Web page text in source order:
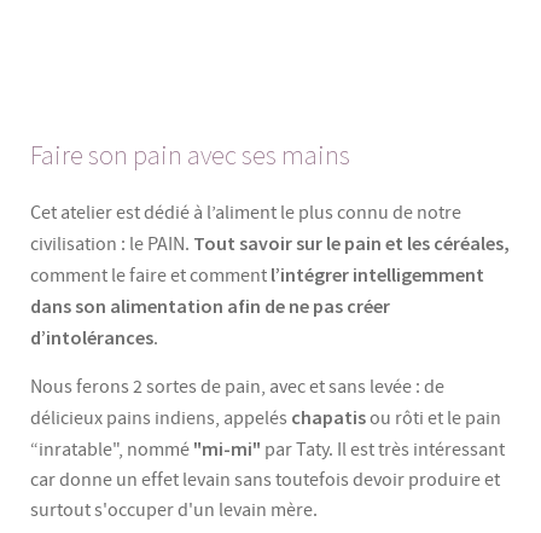
Faire son pain avec ses mains
Cet atelier est dédié à l’aliment le plus connu de notre
civilisation : le PAIN. Tout savoir sur le pain et les céréales,
comment le faire et comment l’intégrer intelligemment
dans son alimentation afin de ne pas créer
d’intolérances.
Nous ferons 2 sortes de pain, avec et sans levée : de
délicieux pains indiens, appelés chapatisou rôti et le pain
“inratable", nommé "mi-mi" par Taty. Il est très intéressant
car donne un effet levain sans toutefois devoir produire et
surtout s'occuper d'un levain mère.